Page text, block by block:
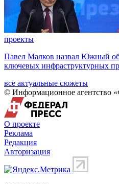
проекты
Павел Малков назвал Южный
ключевых инфраструктурных
все актуальные сюжеты
© Информационное агентство
О проекте
Реклама
Редакция
Авторизация